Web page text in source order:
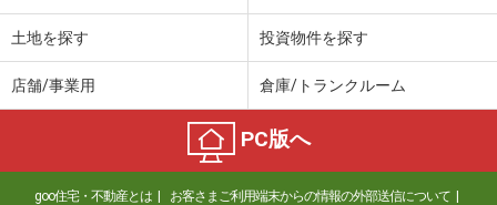
土地を探す 投資物件を探す
店舗/事業用 倉庫/トランクルーム
PC版へ
goo住宅・不動産とは お客さまご利用端末からの情報の外部送信について